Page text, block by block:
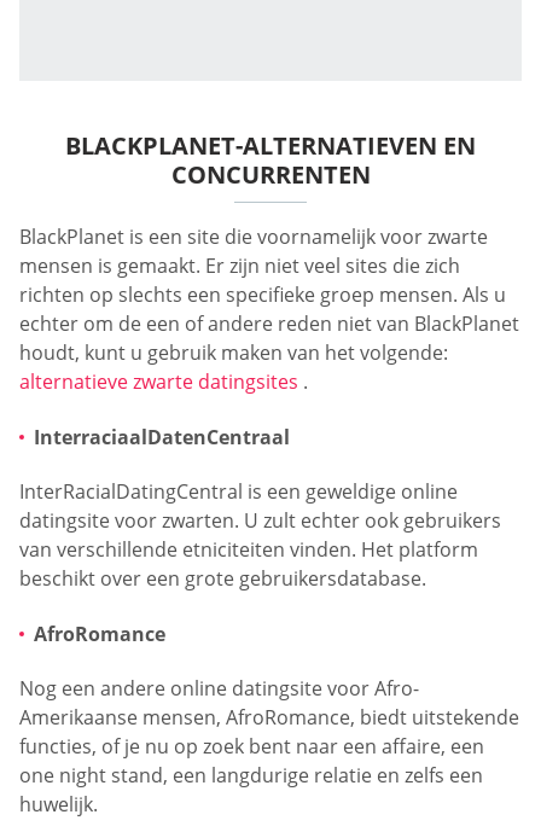
BLACKPLANET-ALTERNATIEVEN EN
CONCURRENTEN
BlackPlanet is een site die voornamelijk voor zwarte
mensen is gemaakt. Er zijn niet veel sites die zich
richten op slechts een specifieke groep mensen. Als u
echter om de een of andere reden niet van BlackPlanet
houdt, kunt u gebruik maken van het volgende:
alternatieve zwarte datingsites .
InterraciaalDatenCentraal
InterRacialDatingCentral is een geweldige online
datingsite voor zwarten. U zult echter ook gebruikers
van verschillende etniciteiten vinden. Het platform
beschikt over een grote gebruikersdatabase.
AfroRomance
Nog een andere online datingsite voor Afro-
Amerikaanse mensen, AfroRomance, biedt uitstekende
functies, of je nu op zoek bent naar een affaire, een
one night stand, een langdurige relatie en zelfs een
huwelijk.